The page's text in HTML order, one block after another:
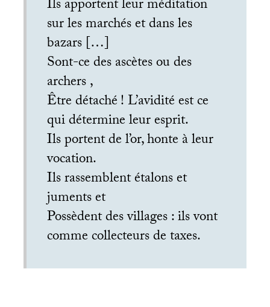
Ils apportent leur méditation
sur les marchés et dans les
bazars […]
Sont-ce des ascètes ou des
archers ,
Être détaché! L’avidité est ce
qui détermine leur esprit.
Ils portent de l’or, honte à leur
vocation.
Ils rassemblent étalons et
juments et
Possèdent des villages : ils vont
comme collecteurs de taxes.